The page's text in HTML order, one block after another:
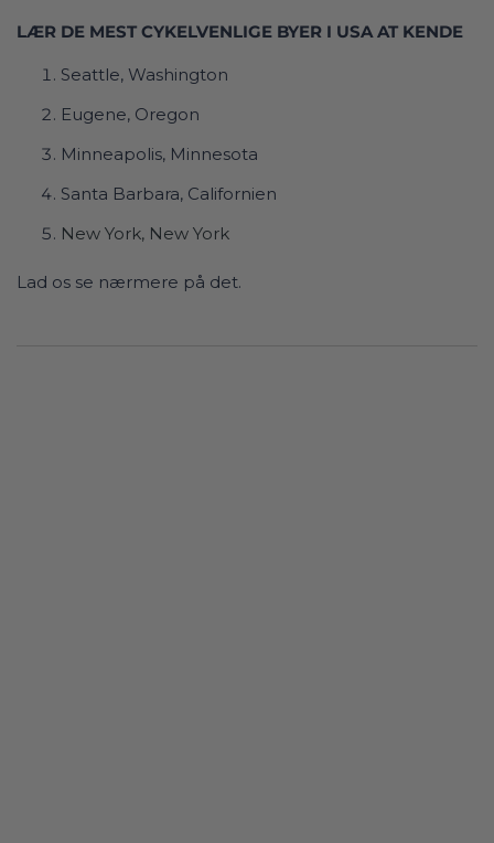
LÆR DE MEST CYKELVENLIGE BYER I USA AT KENDE
Seattle, Washington
Eugene, Oregon
Minneapolis, Minnesota
Santa Barbara, Californien
New York, New York
Lad os se nærmere på det.